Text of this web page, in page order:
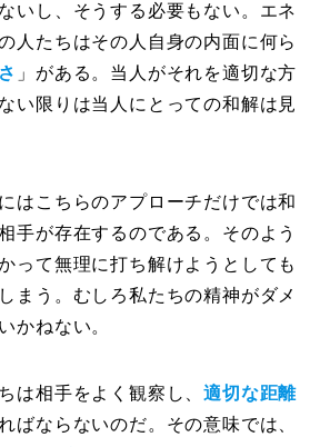
いし、そうする必要もない。エネ
人たちはその人自身の内面に何ら
」がある。当人がそれを適切な方
い限りは当人にとっての和解は見
はこちらのアプローチだけでは和
手が存在するのである。そのよう
って無理に打ち解けようとしても
まう。むしろ私たちの精神がダメ
かねない。
は相手をよく観察し、適切な距離
ばならないのだ。その意味では、